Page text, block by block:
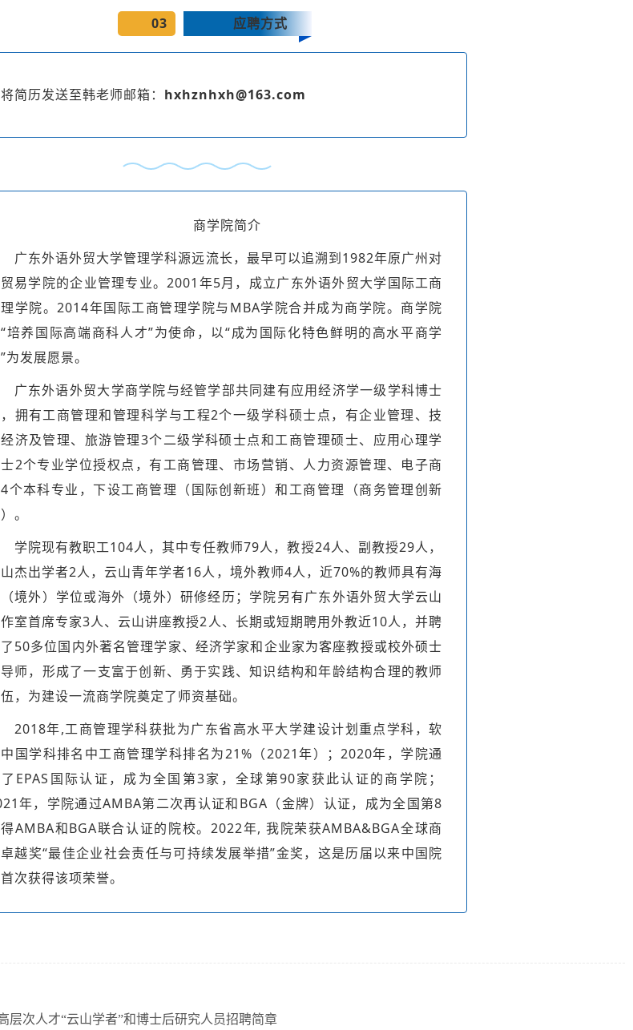
03 应聘方式
简历发送至韩老师邮箱： hxhznhxh@163.com
商学院简介
广东外语外贸大学管理学科源远流长，最早可以追溯到1982年原广州对
易学院的企业管理专业。2001年5月，成立广东外语外贸大学国际工商
学院。2014年国际工商管理学院与MBA学院合并成为商学院。商学院
培养国际高端商科人才”为使命，以“成为国际化特色鲜明的高水平商学
为发展愿景。
广东外语外贸大学商学院与经管学部共同建有应用经济学一级学科博士
拥有工商管理和管理科学与工程2个一级学科硕士点，有企业管理、技
济及管理、旅游管理3个二级学科硕士点和工商管理硕士、应用心理学
2个专业学位授权点，有工商管理、市场营销、人力资源管理、电子商
个本科专业，下设工商管理（国际创新班）和工商管理（商务管理创新
。
学院现有教职工104人，其中专任教师79人，教授24人、副教授29人，
杰出学者2人，云山青年学者16人，境外教师4人，近70%的教师具有海
境外）学位或海外（境外）研修经历；学院另有广东外语外贸大学云山
室首席专家3人、云山讲座教授2人、长期或短期聘用外教近10人，并聘
50多位国内外著名管理学家、经济学家和企业家为客座教授或校外硕士
师，形成了一支富于创新、勇于实践、知识结构和年龄结构合理的教师
，为建设一流商学院奠定了师资基础。
2018年,工商管理学科获批为广东省高水平大学建设计划重点学科，软
国学科排名中工商管理学科排名为21%（2021年）；2020年，学院通
EPAS国际认证，成为全国第3家，全球第90家获此认证的商学院；
年，学院通过AMBA第二次再认证和BGA（金牌）认证，成为全国第8
AMBA和BGA联合认证的院校。2022年, 我院荣获AMBA&BGA全球商
越奖“最佳企业社会责任与可持续发展举措”金奖，这是历届以来中国院
次获得该项荣誉。
层次人才“云山学者”和博士后研究人员招聘简章